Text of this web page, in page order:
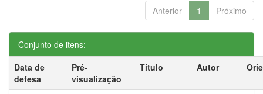
Anterior 1 Próximo
Conjunto de itens:
Data de
defesa
Pré-
visualização
Título Autor